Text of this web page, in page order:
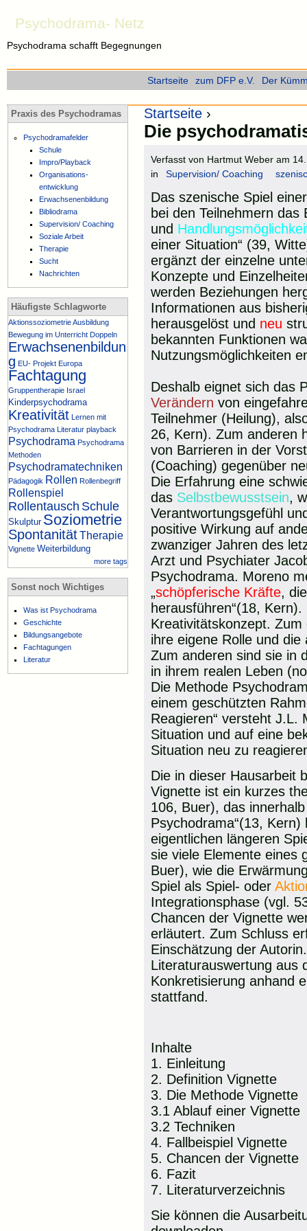
Psychodrama- Netz
Psychodrama schafft Begegnungen
Startseite ›
Die
Verfasst von Hartmut Weber am
in
Supervision/ Coaching
Das szenische Spiel
bei den Teilnehmern
und
einer Situation“ (39,
ergänzt der einzelne
Konzepte und
werden Beziehungen
Informationen aus
herausgelöst und neu
bekannten Funktionen
Nutzungsmöglichkeiten
Deshalb eignet sich das
Verändern von
Teilnehmer (Heilung),
26, Kern). Zum anderen
von Barrieren in der
(Coaching) gegenüber
Die Erfahrung eine
das Selbstbewusstsein,
Verantwortungsgefühl
positive Wirkung auf
zwanziger Jahren des
Arzt und Psychiater
Psychodrama. Moreno
„schöpferische Kräfte,
herausführen“(18,
Kreativitätskonzept.
ihre eigene Rolle und
Zum anderen sind sie in
in ihrem realen Leben
Die Methode
einem geschützten
Reagieren“ versteht J.L.
Situation und auf eine
Situation neu zu
Die in dieser Hausarbeit
Vignette ist ein kurzes
106, Buer), das
Psychodrama“(13,
eigentlichen längeren
sie viele Elemente eines
Buer), wie die
Spiel als Spiel- oder
Integrationsphase (vgl.
Chancen der Vignette
erläutert. Zum Schluss
Einschätzung der
Literaturauswertung aus
Konkretisierung anhand
stattfand.
Inhalte
1. Einleitung
2. Definition Vignette
3. Die Methode Vignette
3.1 Ablauf einer Vignette
3.2 Techniken
4. Fallbeispiel Vignette
5. Chancen der Vignette
6. Fazit
7. Literaturverzeichnis
Sie können die
Startseite zum DFP e.V. Der
Praxis des Psychodramas
Psychodramafelder
Schule
Impro/Playback
Organisations-
entwicklung
Erwachsenenbildung
Bibliodrama
Supervision/ Coaching
Soziale Arbeit
Therapie
Sucht
Nachrichten
Häufigste Schlagworte
AktionssoziometrieAusbildung
Bewegung im Unterricht Doppeln
Erwachsenenbildun
g EU- Projekt Europa
Fachtagung
Gruppentherapie Israel
Kinderpsychodrama
Kreativität Lernen mit
Psychodrama Literatur playback
Psychodrama Psychodrama
Methoden
Psychodramatechniken
Pädagogik Rollen Rollenbegriff
Rollenspiel
Rollentausch Schule
Skulptur Soziometrie
SpontanitätTherapie
Vignette Weiterbildung
more tags
Sonst noch Wichtiges
Was ist Psychodrama
Geschichte
Bildungsangebote
Fachtagungen
Literatur